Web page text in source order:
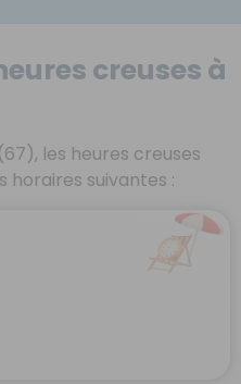
creuses à
les heures creuses
horaires suivantes :